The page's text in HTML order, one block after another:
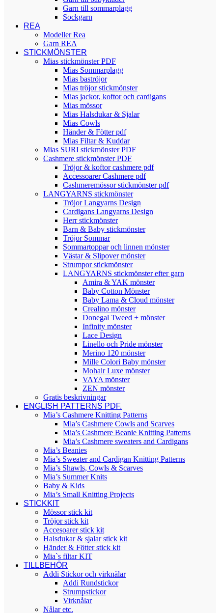
Garn till sommarplagg
Sockgarn
REA
Modeller Rea
Garn REA
STICKMÖNSTER
Mias stickmönster PDF
Mias Sommarplagg
Mias baströjor
Mias tröjor stickmönster
Mias jackor, koftor och cardigans
Mias mössor
Mias Halsdukar & Sjalar
Mias Cowls
Händer & Fötter pdf
Mias Filtar & Kuddar
Mias SURI stickmönster PDF
Cashmere stickmönster PDF
Tröjor & koftor cashmere pdf
Accessoarer Cashmere pdf
Cashmeremössor stickmönster pdf
LANGYARNS stickmönster
Tröjor Langyarns Design
Cardigans Langyarns Design
Herr stickmönster
Barn & Baby stickmönster
Tröjor Sommar
Sommartoppar och linnen mönster
Västar & Slipover mönster
Strumpor stickmönster
LANGYARNS stickmönster efter garn
Amira & YAK mönster
Baby Cotton Mönster
Baby Lama & Cloud mönster
Crealino mönster
Donegal Tweed + mönster
Infinity mönster
Lace Design
Linello och Pride mönster
Merino 120 mönster
Mille Colori Baby mönster
Mohair Luxe mönster
VAYA mönster
ZEN mönster
Gratis beskrivningar
ENGLISH PATTERNS PDF.
Mia’s Cashmere Knitting Patterns
Mia’s Cashmere Cowls and Scarves
Mia’s Cashmere Beanie Knitting Patterns
Mia’s Cashmere sweaters and Cardigans
Mia’s Beanies
Mia’s Sweater and Cardigan Knitting Patterns
Mia’s Shawls, Cowls & Scarves
Mia’s Summer Knits
Baby & Kids
Mia’s Small Knitting Projects
STICKKIT
Mössor stick kit
Tröjor stick kit
Accesoarer stick kit
Halsdukar & sjalar stick kit
Händer & Fötter stick kit
Mia`s filtar KIT
TILLBEHÖR
Addi Stickor och virknålar
Addi Rundstickor
Strumpstickor
Virknålar
Nålar etc.